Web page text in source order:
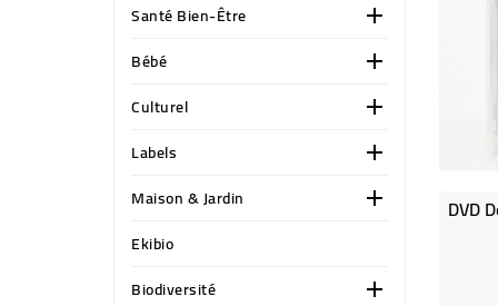
Santé Bien-Être 
Bébé 
Culturel 
Labels 
Maison & Jardin 
Ekibio
Biodiversité
